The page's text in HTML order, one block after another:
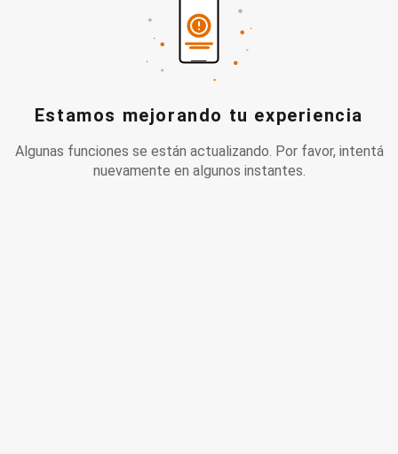
Estamos mejorando tu experiencia
Algunas funciones se están actualizando. Por favor, intentá
nuevamente en algunos instantes.